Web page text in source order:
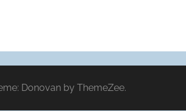
Donovan by ThemeZee.